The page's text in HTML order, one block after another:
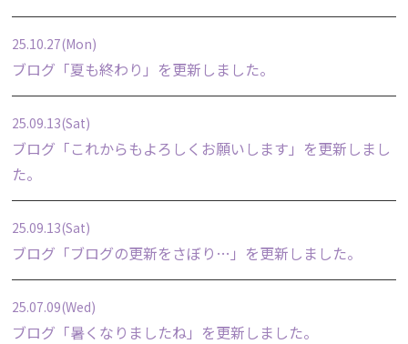
25.10.27(Mon)
ブログ「夏も終わり 」を更新しました。
25.09.13(Sat)
ブログ「これからもよろしくお願いします 」を更新しまし
た。
25.09.13(Sat)
ブログ「ブログの更新をさぼり… 」を更新しました。
25.07.09(Wed)
ブログ「暑くなりましたね」を更新しました。